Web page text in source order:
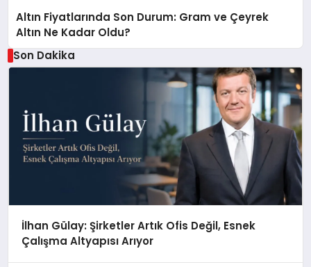
Altın Fiyatlarında Son Durum: Gram ve Çeyrek
Altın Ne Kadar Oldu?
Son Dakika
İlhan Gülay: Şirketler Artık Ofis Değil, Esnek
Çalışma Altyapısı Arıyor